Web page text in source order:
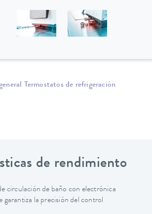
Termostatos de refrigeración
de rendimiento
circulación de baño con electrónica
garantiza la precisión del control